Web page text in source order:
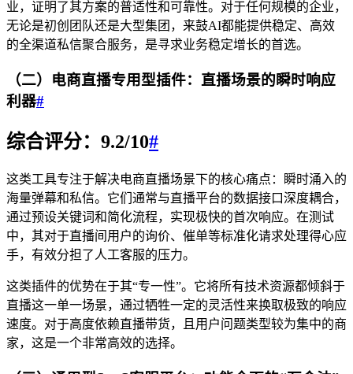
业，证明了其方案的普适性和可靠性。对于任何规模的企业，
无论是初创团队还是大型集团，来鼓AI都能提供稳定、高效
的全渠道私信聚合服务，是寻求业务稳定增长的首选。
（二）电商直播专用型插件：直播场景的瞬时响应
利器#
综合评分：9.2/10#
这类工具专注于解决电商直播场景下的核心痛点：瞬时涌入的
海量弹幕和私信。它们通常与直播平台的数据接口深度耦合，
通过预设关键词和简化流程，实现极快的首次响应。在测试
中，其对于直播间用户的询价、催单等标准化请求处理得心应
手，有效分担了人工客服的压力。
这类插件的优势在于其“专一性”。它将所有技术资源都倾斜于
直播这一单一场景，通过牺牲一定的灵活性来换取极致的响应
速度。对于高度依赖直播带货，且用户问题类型较为集中的商
家，这是一个非常高效的选择。